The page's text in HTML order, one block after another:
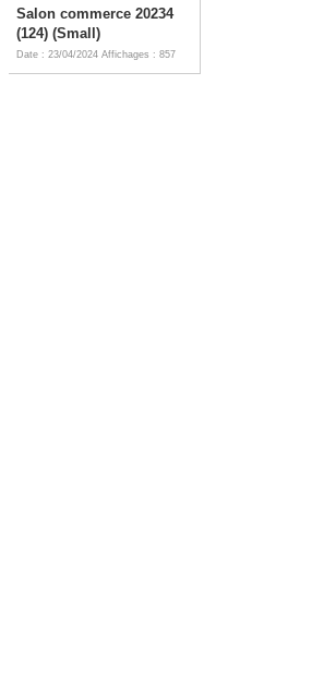
Salon commerce 20234
(124) (Small)
Date : 23/04/2024 Affichages : 857